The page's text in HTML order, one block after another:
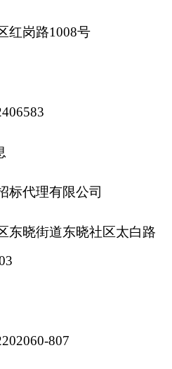
红岗路1008号
标代理有限公司
东晓街道东晓社区太白路
807